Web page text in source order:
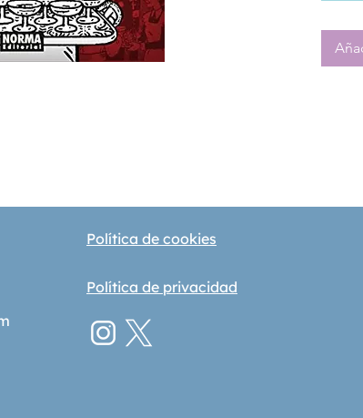
Política de cookies
Política de privacidad